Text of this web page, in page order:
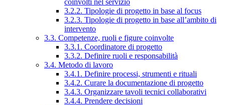
coinvolti nel servizio
3.2.2. Tipologie di progetto in base al focus
3.2.3. Tipologie di progetto in base all’ambito di
intervento
3.3. Competenze, ruoli e figure coinvolte
3.3.1. Coordinatore di progetto
3.3.2. Definire ruoli e responsabilità
3.4. Metodo di lavoro
3.4.1. Definire processi, strumenti e rituali
3.4.2. Curare la documentazione di progetto
3.4.3. Organizzare tavoli tecnici collaborativi
3.4.4. Prendere decisioni